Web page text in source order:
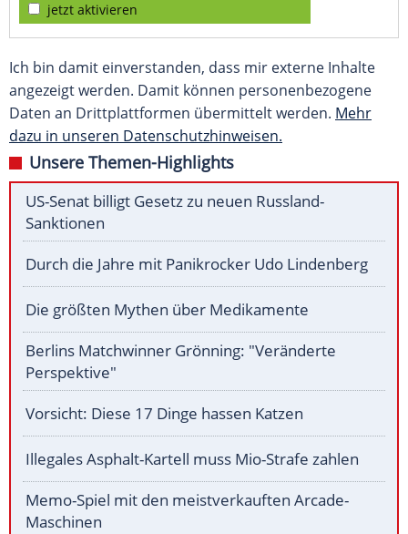
jetzt aktivieren
Ich bin damit einverstanden, dass mir externe Inhalte
angezeigt werden. Damit können personenbezogene
Daten an Drittplattformen übermittelt werden. Mehr
dazu in unseren Datenschutzhinweisen.
Unsere Themen-Highlights
US-Senat billigt Gesetz zu neuen Russland-
Sanktionen
Durch die Jahre mit Panikrocker Udo Lindenberg
Die größten Mythen über Medikamente
Berlins Matchwinner Grönning: "Veränderte
Perspektive"
Vorsicht: Diese 17 Dinge hassen Katzen
Illegales Asphalt-Kartell muss Mio-Strafe zahlen
Memo-Spiel mit den meistverkauften Arcade-
Maschinen